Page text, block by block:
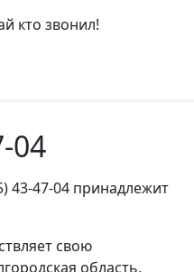
кто звонил!
04
43-47-04 принадлежит
свою
область,